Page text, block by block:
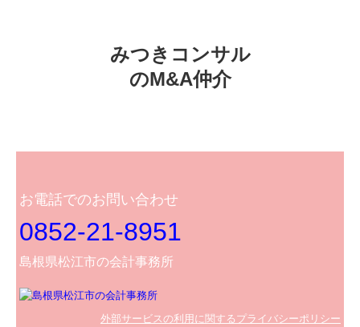
みつきコンサル
のM&A仲介
お電話でのお問い合わせ
0852-21-8951
島根県松江市の会計事務所
外部サービスの利用に関するプライバシーポリシー